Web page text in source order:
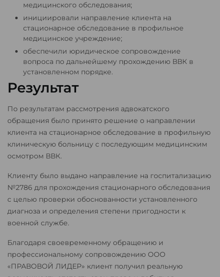
медицинского обследования;
инициировали направление клиента на
стационарное обследование в профильное
медицинское учреждение;
обеспечили юридическое сопровождение
вопроса по дальнейшему прохождению ВВК в
установленном порядке.
Результат
По результатам рассмотрения адвокатского
обращения было принято решение о направлении
клиента на стационарное обследование в профильную
клиническую больницу с последующим медицинским
осмотром ВВК.
Клиенту было выдано направление на госпитализацию
№2786 для прохождения стационарного обследования
с целью проверки обоснованности установленного
диагноза и определения степени пригодности к
военной службе.
Благодаря своевременному обращению и
профессиональному сопровождению ООО
«ПРАВОВОЙ ЛИДЕР» клиент получил реальную